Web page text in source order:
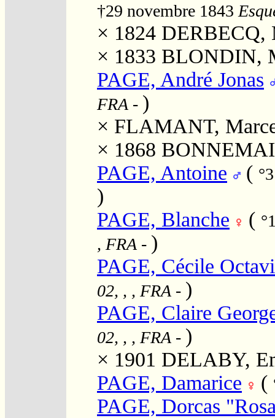
†29 novembre 1843
× 1824 DERBECQ,
× 1833 BLONDIN,
PAGE, André Jonas
FRA - )
× FLAMANT,
× 1868
PAGE, Antoine
(
)
PAGE, Blanche
(
, FRA - )
PAGE, Cécile
02, , , FRA - )
PAGE, Claire
02, , , FRA - )
× 1901 DELABY,
PAGE, Damarice
(
PAGE, Dorcas